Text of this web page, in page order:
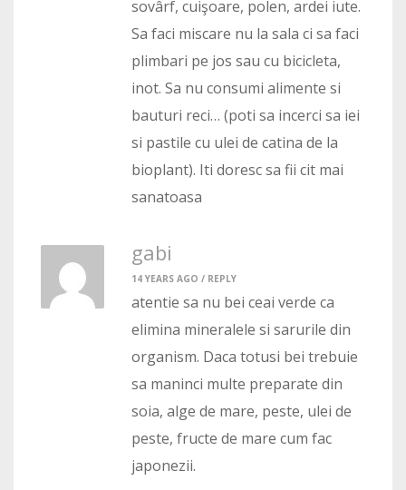
sovârf, cuişoare, polen, ardei iute.
Sa faci miscare nu la sala ci sa faci
plimbari pe jos sau cu bicicleta,
inot. Sa nu consumi alimente si
bauturi reci… (poti sa incerci sa iei
si pastile cu ulei de catina de la
bioplant). Iti doresc sa fii cit mai
sanatoasa
gabi
14 YEARS AGO / REPLY
atentie sa nu bei ceai verde ca
elimina mineralele si sarurile din
organism. Daca totusi bei trebuie
sa maninci multe preparate din
soia, alge de mare, peste, ulei de
peste, fructe de mare cum fac
japonezii.